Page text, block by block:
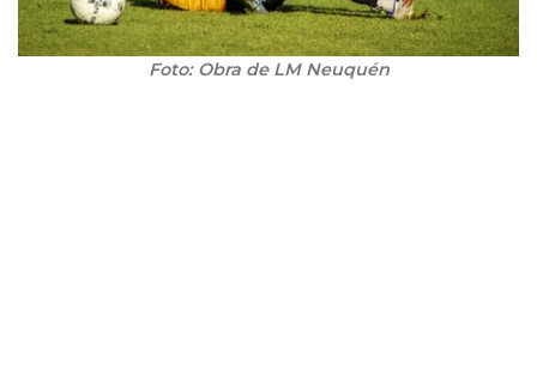
Foto: Obra de LM Neuquén